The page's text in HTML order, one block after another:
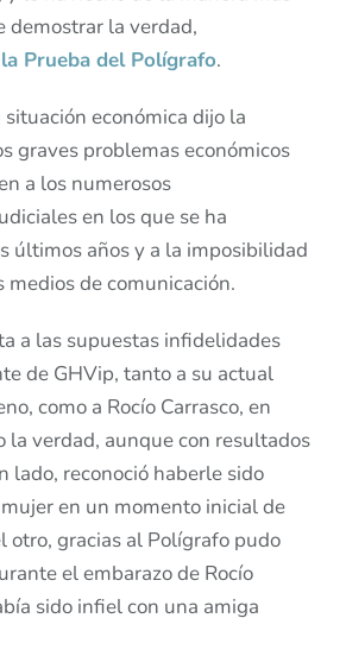
demostrar la verdad,
Prueba del Polígrafo.
situación económica dijo la
graves problemas económicos
a los numerosos
en los que se ha
últimos años y a la imposibilidad
medios de comunicación.
a las supuestas infidelidades
de GHVip, tanto a su actual
como a Rocío Carrasco, en
la verdad, aunque con resultados
lado, reconoció haberle sido
en un momento inicial de
otro, gracias al Polígrafo pudo
el embarazo de Rocío
sido infiel con una amiga